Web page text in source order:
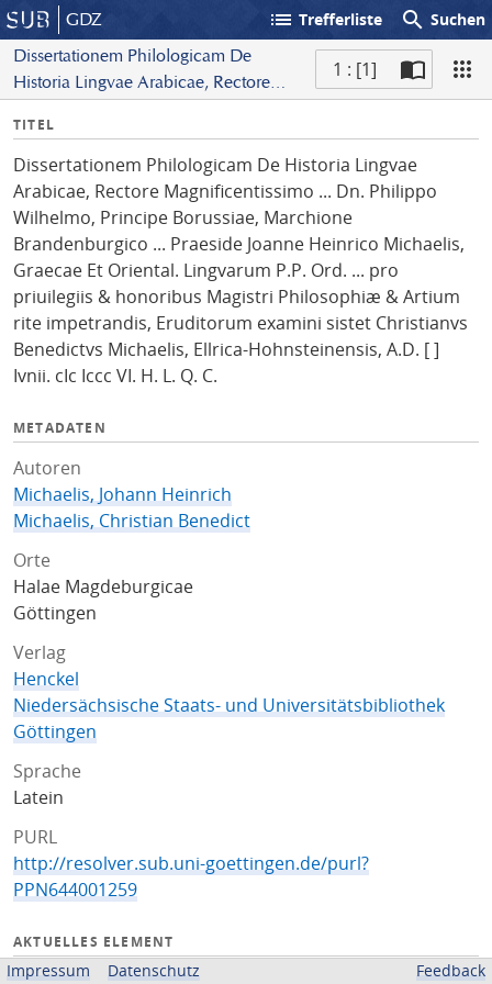
GDZ list Trefferliste search Suchen
Dissertationem Philologicam De
Historia Lingvae Arabicae, Rectore
Wilhelmo, Principe Borussiae,
Marchione Brandenburgico ...
Praeside Joanne Heinrico Michaelis,
Graecae Et Oriental. Lingvarum P.P.
Ord. ... pro priuilegiis & honoribus
Magistri Philosophiæ & Artium rite
impetrandis, Eruditorum examini sistet
Christianvs Benedictvs Michaelis,
Ellrica-Hohnsteinensis, A.D. [ ] Ivnii. cIc
Iccc VI. H. L. Q. C.
1 : [1]
I
f
o
TITEL
Dissertationem Philologicam De Historia Lingvae
Arabicae, Rectore Magnificentissimo ... Dn. Philippo
Wilhelmo, Principe Borussiae, Marchione
Brandenburgico ... Praeside Joanne Heinrico Michaelis,
Graecae Et Oriental. Lingvarum P.P. Ord. ... pro
priuilegiis & honoribus Magistri Philosophiæ & Artium
rite impetrandis, Eruditorum examini sistet Christianvs
Benedictvs Michaelis, Ellrica-Hohnsteinensis, A.D. [ ]
Ivnii. cIc Iccc VI. H. L. Q. C.
METADATEN
Autoren
Michaelis, Johann Heinrich
Michaelis, Christian Benedict
Orte
Halae Magdeburgicae
Göttingen
Verlag
Henckel
Niedersächsische Staats- und Universitätsbibliothek
Göttingen
Sprache
Latein
PURL
http://resolver.sub.uni-goettingen.de/purl?
PPN644001259
AKTUELLES ELEMENT
Impressum Datenschutz Feedback